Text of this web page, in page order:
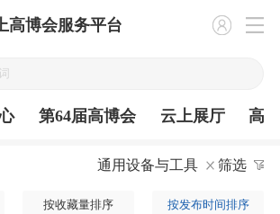
高博会服务平台
第64届高博会 云上展厅 高
通用设备与工具 筛选
按收藏量排序 按发布时间排序